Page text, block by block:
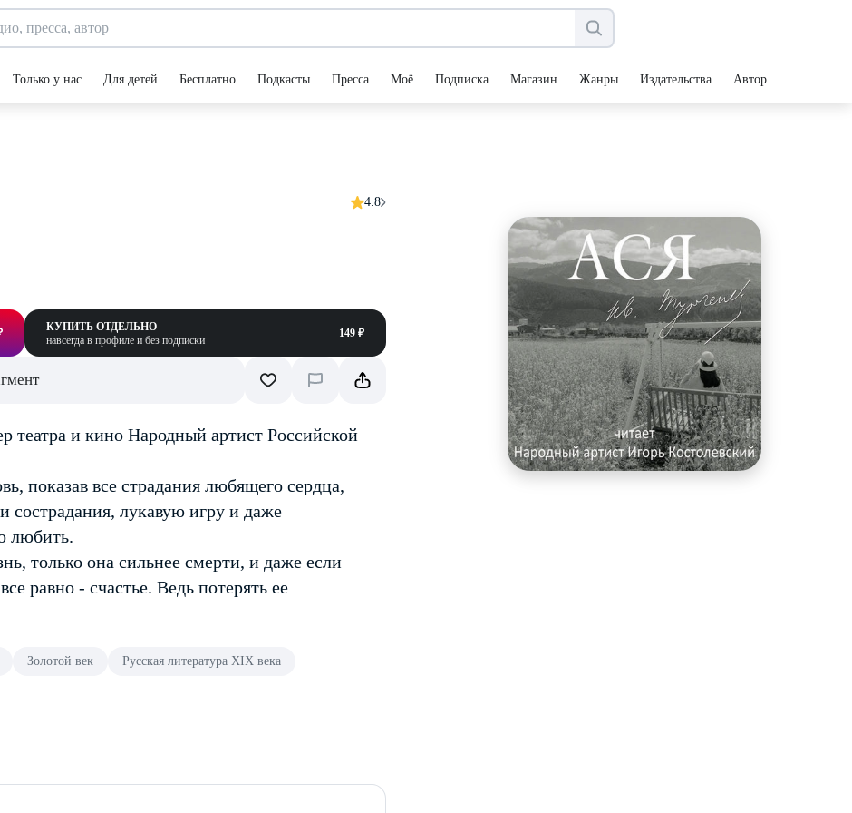
Только у нас Для детей Бесплатно Подкасты Пресса Моё Подписка Магазин Жанры Издательства Авторы
4.8
КУПИТЬ ОТДЕЛЬНО
навсегда в профиле и без подписки
149 ₽
театра и кино Народный артист Российской
показав все страдания любящего сердца,
сострадания, лукавую игру и даже
любить.
только она сильнее смерти, и даже если
равно - счастье. Ведь потерять ее
Золотой век Русская литература XIX века